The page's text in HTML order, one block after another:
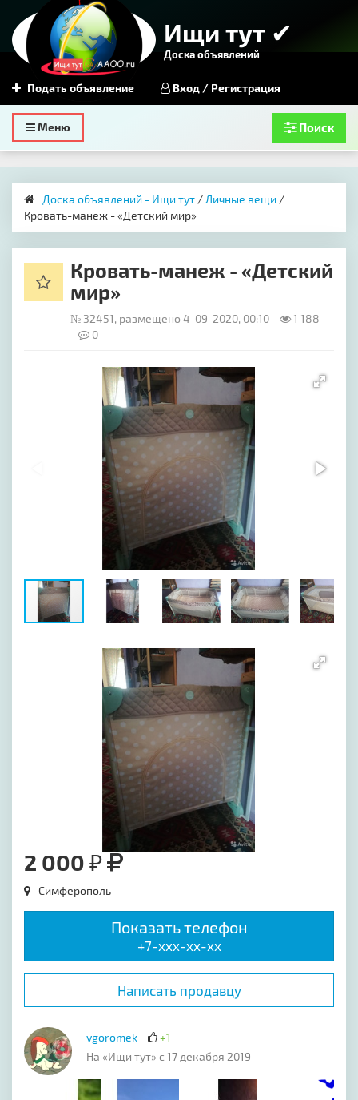
Ищи тут ✔
Доска объявлений
Подать объявление Вход / Регистрация
Toggle
navigation
Меню Поиск
Доска объявлений - Ищи тут /Личные вещи /
Кровать-манеж - «Детский мир»
Кровать-манеж - «Детский
мир»
№ 32451, размещено 4-09-2020, 00:10
1 188
0
2 000 ₽
Симферополь
Показать телефон
+7-xxx-xx-xx
Написать продавцу
vgoromek
+1
На «Ищи тут» с 17 декабря 2019